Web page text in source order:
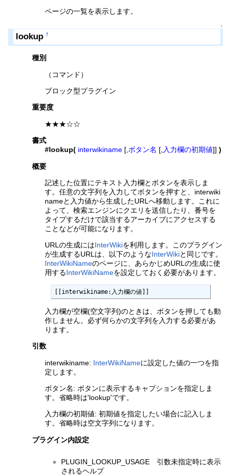
ページの一覧を表示します。
↑
lookup†
種別
（コマンド）
ブロック型プラグイン
重要度
★★★☆☆
書式
#lookup( interwikiname [,ボタン名 [,入力欄の初期値]])
概要
記述した位置にテキスト入力欄とボタンを表示しま
す。任意の文字列を入力してボタンを押すと、interwiki
nameと入力値から生成したURLへ移動します。これに
よって、検索エンジンにクエリを送信したり、番号を
タイプするだけで該当するアーカイブにアクセスする
ことなどが可能になります。
URLの生成にはInterWikiを利用します。このプラグイン
が生成するURLは、以下のようなInterWikiと同じです。
InterWikiNameのページに、あらかじめURLの生成に使
用するInterWikiNameを設定しておく必要があります。
[[interwikiname:入力欄の値]]
入力欄が空欄(空文字列)のときは、ボタンを押しても動
作しません。必ず何らかの文字列を入力する必要があ
ります。
引数
interwikiname: InterWikiNameに設定した値の一つを指
定します。
ボタン名: ボタンに表示するキャプションを指定しま
す。省略時は'lookup'です。
入力欄の初期値: 初期値を指定したい場合に記入しま
す。省略時は空文字列になります。
プラグイン内設定
PLUGIN_LOOKUP_USAGE 引数未指定時に表示
されるヘルプ